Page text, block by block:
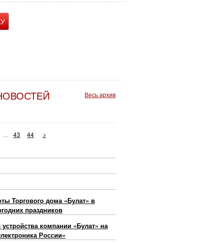
Весь архив
... 43 44 >
Торгового дома «Булат» в
праздников
компании «Булат» на
России»